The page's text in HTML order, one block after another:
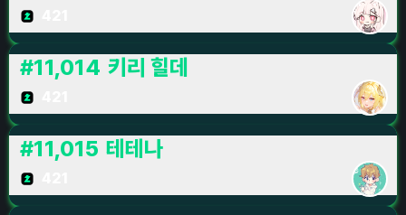
#11,014 키리 힐데
#11,015 테테나